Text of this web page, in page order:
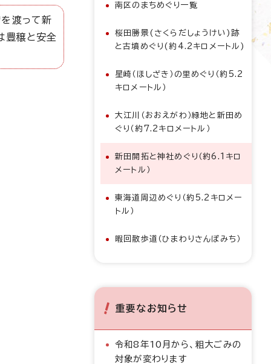
渡って新
豊穣と安全
南区のまちめぐり一覧
桜田勝景(さくらだしょうけい)跡
と古墳めぐり(約4.2キロメートル)
星崎（ほしざき）の里めぐり（約5.2
キロメートル）
大江川（おおえがわ）緑地と新田め
ぐり（約7.2キロメートル）
新田開拓と神社めぐり（約6.1キロ
メートル）
東海道周辺めぐり（約5.2キロメー
トル）
暇回散歩道（ひまわりさんぽみち）
重要なお知らせ
令和8年10月から、粗大ごみの
対象が変わります